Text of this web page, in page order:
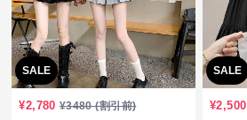
SALE
¥2,780 ¥3480(割引前)
SALE
¥2,500